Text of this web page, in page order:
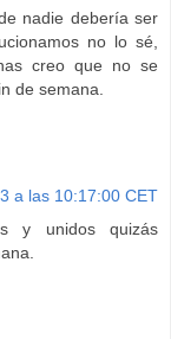
nadie debería ser
no lo sé,
creo que no se
de semana.
a las 10:17:00 CET
y unidos quizás